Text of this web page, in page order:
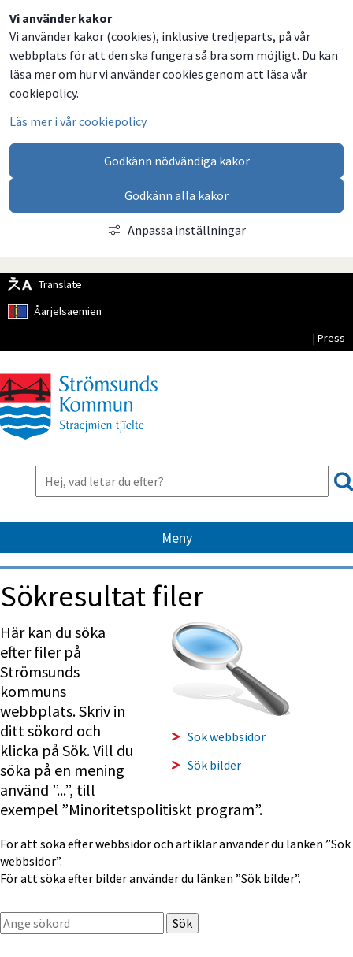
Vi använder kakor
Vi använder kakor (cookies), inklusive tredjeparts, på vår
webbplats för att den ska fungera så bra som möjligt. Du kan
läsa mer om hur vi använder cookies genom att läsa vår
cookiepolicy.
Läs mer i vår cookiepolicy
Godkänn nödvändiga kakor
Godkänn alla kakor
Anpassa inställningar
Translate
Åarjelsaemien
| Press
Meny
Sökresultat filer
Sök webbsidor
Sök bilder
Här kan du söka
efter filer på
Strömsunds
kommuns
webbplats. Skriv in
ditt sökord och
klicka på Sök. Vill du
söka på en mening
använd ”...”, till
exempel ”Minoritetspolitiskt program”.
För att söka efter webbsidor och artiklar använder du länken ”Sök
webbsidor”.
För att söka efter bilder använder du länken ”Sök bilder”.
Sök. Sökförslagen presenteras under sökrutan